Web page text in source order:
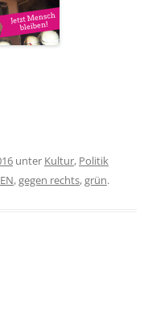
unter Kultur, Politik
,gegen rechts,grün.